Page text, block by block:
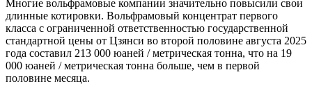
Многие вольфрамовые компании значительно повысили свои
длинные котировки. Вольфрамовый концентрат первого
класса с ограниченной ответственностью государственной
стандартной цены от Цзянси во второй половине августа 2025
года составил 213 000 юаней / метрическая тонна, что на 19
000 юаней / метрическая тонна больше, чем в первой
половине месяца.